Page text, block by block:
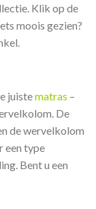
Klik op de
moois gezien?
juistematras –
De
de wervelkolom
een type
Bent u een